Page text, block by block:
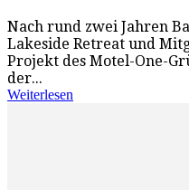
Nach rund zwei Jahren
Lakeside Retreat und
Projekt des Motel-One-
der...
Weiterlesen